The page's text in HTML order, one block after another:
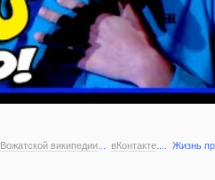
Вожатской википедии вКонтакте .... Жизнь